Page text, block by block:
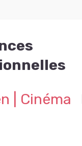
| Cinéma